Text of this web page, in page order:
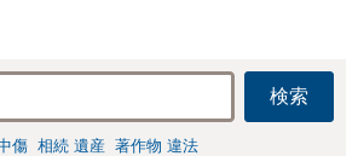
休日対応可】
検索
傷 相続 遺産 著作物 違法